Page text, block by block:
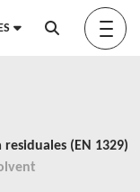
(EN 1329)